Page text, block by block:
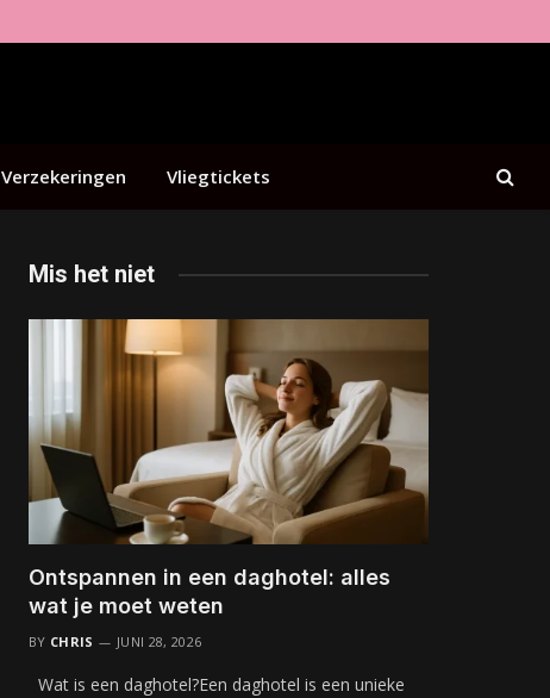
Verzekeringen Vliegtickets
Mis het niet
Ontspannen in een daghotel: alles
wat je moet weten
BY CHRIS JUNI 28, 2026
Wat is een daghotel?Een daghotel is een unieke